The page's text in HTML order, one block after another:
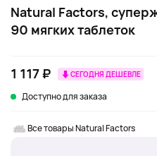
Natural Factors,
90 мягких таблеток
1 117 ₽ СЕГОДНЯ ДЕШЕВЛЕ
Доступно для заказа
Все товары Natural Factors